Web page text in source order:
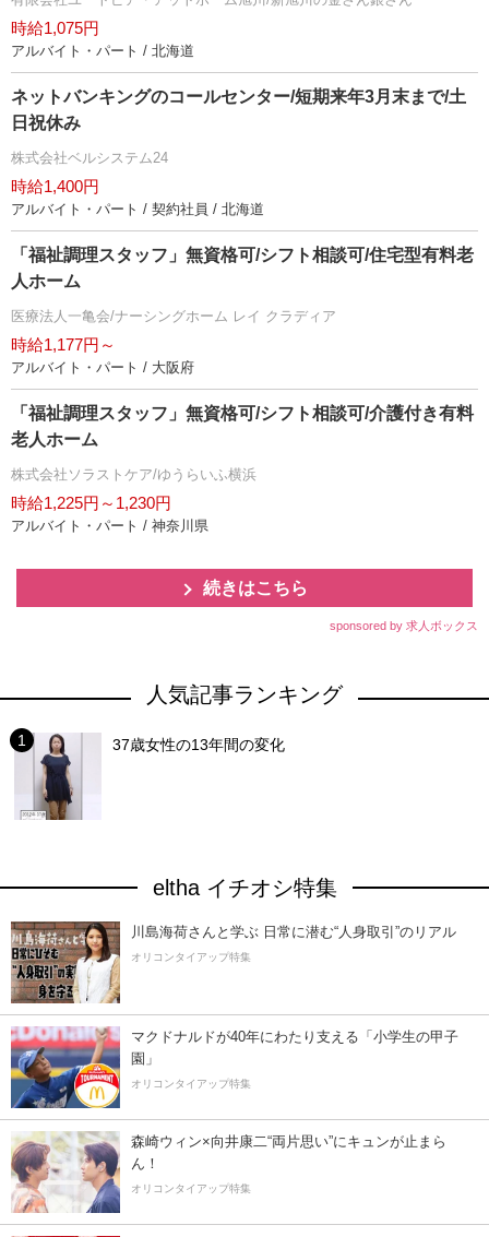
時給1,075円
アルバイト・パート / 北海道
ネットバンキングのコールセンター/短期来年3月末まで/土
日祝休み
株式会社ベルシステム24
時給1,400円
アルバイト・パート / 契約社員 / 北海道
「福祉調理スタッフ」無資格可/シフト相談可/住宅型有料老
人ホーム
医療法人一亀会/ナーシングホーム レイ クラディア
時給1,177円～
アルバイト・パート / 大阪府
「福祉調理スタッフ」無資格可/シフト相談可/介護付き有料
老人ホーム
株式会社ソラストケア/ゆうらいふ横浜
時給1,225円～1,230円
アルバイト・パート / 神奈川県
続きはこちら
sponsored by 求人ボックス
人気記事ランキング
37歳女性の13年間の変化
eltha イチオシ特集
川島海荷さんと学ぶ 日常に潜む“人身取引”のリアル
オリコンタイアップ特集
マクドナルドが40年にわたり支える「小学生の甲子
園」
オリコンタイアップ特集
森崎ウィン×向井康二“両片思い”にキュンが止まら
ん！
オリコンタイアップ特集